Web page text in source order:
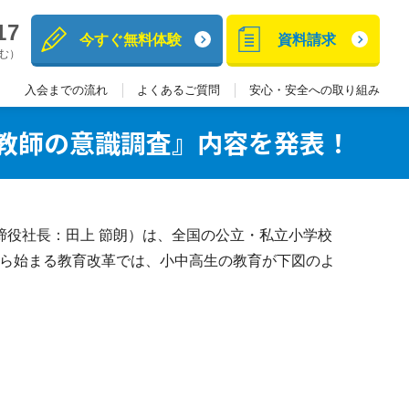
今すぐ無料体験 資料請求
）
入会までの流れ よくあるご質問 安心・安全への取り組み
の意識調査』内容を発表！
社長：田上 節朗）は、全国の公立・私立小学校
まる教育改革では、小中高生の教育が下図のよ